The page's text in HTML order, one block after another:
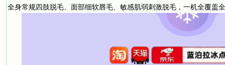
全身常规四肢脱毛、面部细软唇毛、敏感肌弱刺激脱毛，一机全覆盖